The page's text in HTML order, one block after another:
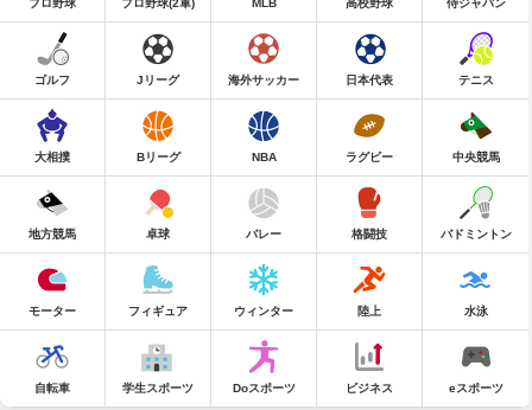
プロ野球 プロ野球(2軍) MLB 高校野球 侍ジャパン
ゴルフ Jリーグ 海外サッカー 日本代表 テニス
大相撲 Bリーグ NBA ラグビー 中央競馬
地方競馬 卓球 バレー 格闘技 バドミントン
モーター フィギュア ウィンター 陸上 水泳
自転車 学生スポーツ Doスポーツ ビジネス eスポーツ